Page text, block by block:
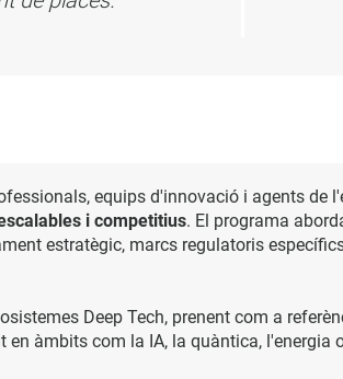
equips d'innovació i agents de
i competitius. El programa
estratègic, marcs regulatoris
Deep Tech, prenent com a
àmbits com la IA, la quàntica, l'energia